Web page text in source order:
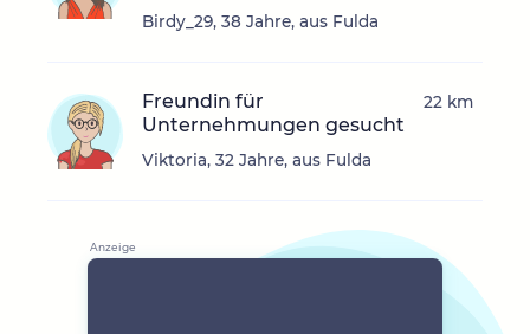
Birdy_29, 38 Jahre, aus Fulda
Freundin für
Unternehmungen gesucht
Viktoria, 32 Jahre, aus Fulda
22 km